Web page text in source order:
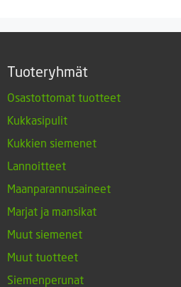
Tuoteryhmät
Osastottomat tuotteet
Kukkasipulit
Kukkien siemenet
Lannoitteet
Maanparannusaineet
Marjat ja mansikat
Muut siemenet
Muut tuotteet
Siemenperunat